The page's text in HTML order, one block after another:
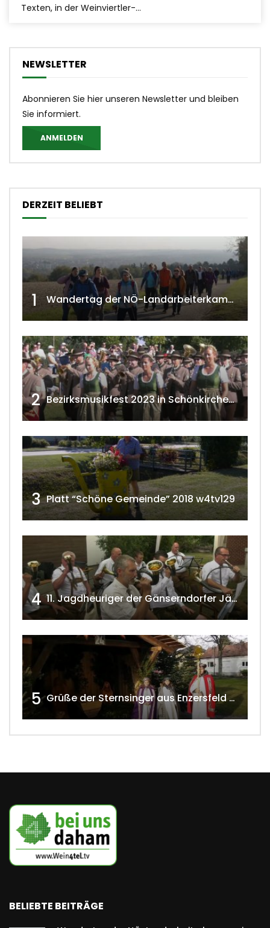
Texten, in der Weinviertler-...
NEWSLETTER
Abonnieren Sie hier unseren Newsletter und bleiben
Sie informiert.
ANMELDEN
DERZEIT BELIEBT
1 Wandertag der NÖ-Landarbeiterkammer in Hollabrunn 2024
2 Bezirksmusikfest 2023 in Schönkirchen-Reyersdorf
3 Platt “Schöne Gemeinde” 2018 w4tv129
4 11. Jagdheuriger der Gänserndorfer Jäger 2020 w4tv166
5 Grüße der Sternsinger aus Enzersfeld – Klein-Engersdorf 2021 w4tv169
BELIEBTE BEITRÄGE